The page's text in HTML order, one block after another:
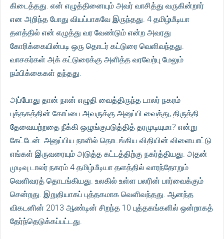
கிடைத்தது. என் எழுத்தினையும் அவர் வாசித்து வருகின்றார்
என அறிந்த போது வியப்பாகவே இருந்தது. 4 தமிழ்மீடியா
தளத்தில் என் எழுத்து வர வேண்டும் என்ற அவரது
கோரிக்கையின்படி ஒரு தொடர் கட்டுரை வெளிவந்தது.
வாசகர்கள் அக் கட்டுரைக்கு அளித்த வரவேற்பு மேலும்
நம்பிக்கைகள் தந்தது.
அப்போது தான் நான் எழுதி வைத்திருந்த டாலர் நகரம்
புத்தகத்தின் கோப்பை அவருக்கு அனுப்பி வைத்து, திருத்தி
தேவையற்றதை நீக்கி ஒழுங்குபடுத்தித் தரமுடியுமா? என்று
கேட்டேன். அனுப்பிய நாளில் தொடங்கிய விதியின் விளையாட்டு
எங்கள் இருவரையும் அடுத்த கட்டத்திற்கு நகர்த்தியது. அதன்
முடிவு டாலர் நகரம் 4 தமிழ்மீடியா தளத்தில் வாரந்தோறும்
வெளிவரத் தொடங்கியது. உலகில் உள்ள பலரின் பார்வைக்கும்
சென்றது. இறுதியாகப் புத்தகமாக வெளிவந்தது. ஆனந்த
விகடனின் 2013 ஆண்டின் சிறந்த 10 புத்தகங்களில் ஒன்றாகத்
தேர்ந்தெடுக்கப்பட்டது.